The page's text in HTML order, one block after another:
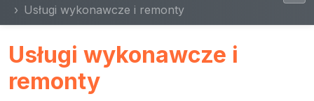
Usługi wykonawcze i remonty
Usługi wykonawcze i
remonty